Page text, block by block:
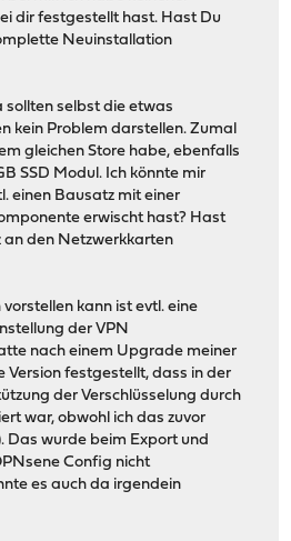
dir festgestellt hast. Hast Du
Neuinstallation
sollten selbst die etwas
kein Problem darstellen. Zumal
gleichen Store habe, ebenfalls
SSD Modul. Ich könnte mir
einen Bausatz mit einer
erwischt hast? Hast
an den Netzwerkkarten
kann ist evtl. eine
der VPN
nach einem Upgrade meiner
Version festgestellt, dass in der
der Verschlüsselung durch
war, obwohl ich das zuvor
Das wurde beim Export und
Config nicht
es auch da irgendein